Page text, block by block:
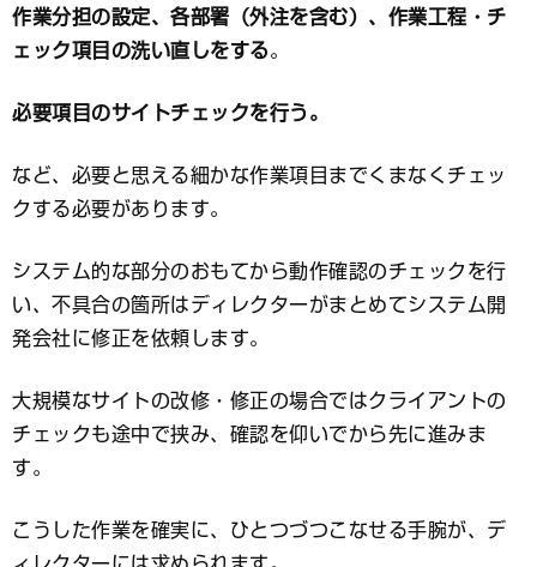
作業分担の設定、各部署（外注を含む）、作業工程・チ
ェック項目の洗い直しをする。
必要項目のサイトチェックを行う。
など、必要と思える細かな作業項目までくまなくチェッ
クする必要があります。
システム的な部分のおもてから動作確認のチェックを行
い、不具合の箇所はディレクターがまとめてシステム開
発会社に修正を依頼します。
大規模なサイトの改修・修正の場合ではクライアントの
チェックも途中で挟み、確認を仰いでから先に進みま
す。
こうした作業を確実に、ひとつづつこなせる手腕が、デ